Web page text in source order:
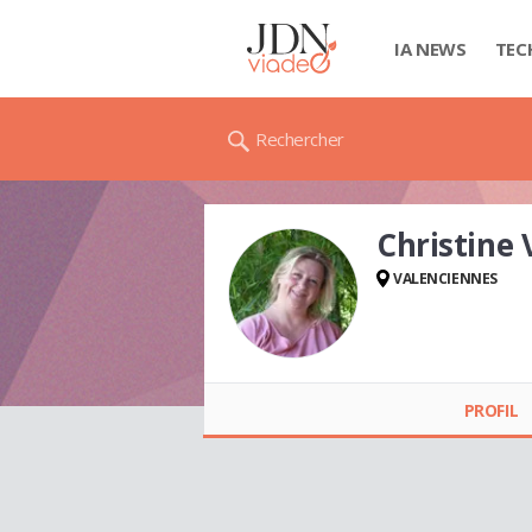
IA NEWS
Rechercher
Christine
VALENCIENNES
PROFIL